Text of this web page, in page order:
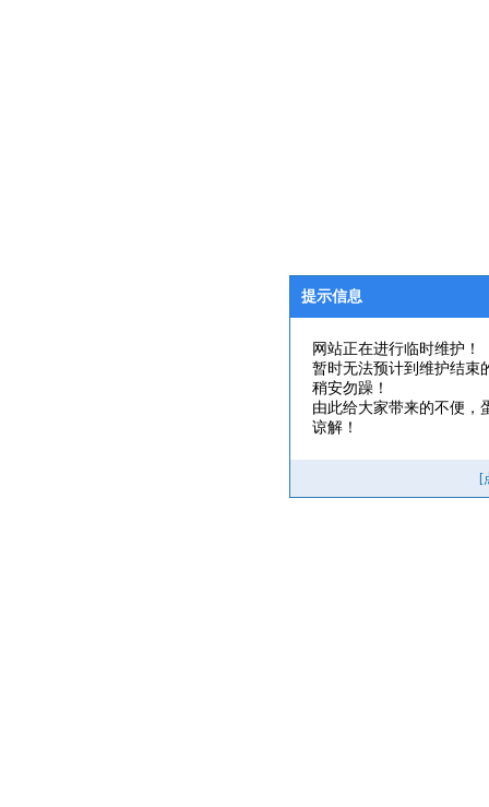
提示信息
网站正在进行临时维护！
暂时无法预计到维护结束
稍安勿躁！
由此给大家带来的不便，
谅解！
[